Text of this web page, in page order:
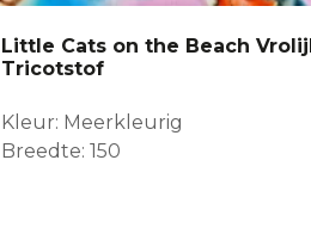
Little Cats on the Beach
Tricotstof
Kleur: Meerkleurig
Breedte: 150